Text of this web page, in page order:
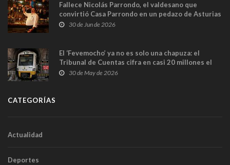
Fallece Nicolás Parrondo, el valdesano que
convirtió Casa Parrondo en un pedazo de Asturias
en Madrid
30 de Jun de 2026
El ‘Fevemocho’ ya no es solo una chapuza: el
Tribunal de Cuentas cifra en casi 20 millones el
sobrecoste de los trenes que no cabían por los
30 de May de 2026
CATEGORÍAS
Actualidad
Deportes